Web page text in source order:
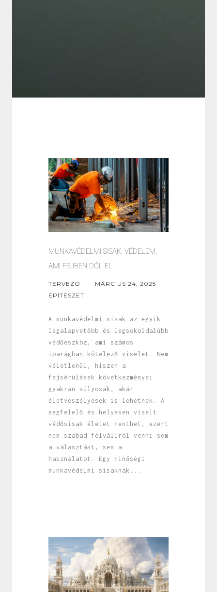
MUNKAVÉDELMI SISAK: VÉDELEM,
AMI FEJBEN DŐL EL
TERVEZO
MÁRCIUS 24, 2025
ÉPÍTÉSZET
A munkavédelmi sisak az egyik
legalapvetőbb és legsokoldalúbb
védőeszköz, ami számos
iparágban kötelező viselet. Nem
véletlenül, hiszen a
fejsérülések következményei
gyakran súlyosak, akár
életveszélyesek is lehetnek. A
megfelelő és helyesen viselt
védősisak életet menthet, ezért
nem szabad félvállról venni sem
a választást, sem a
használatot. Egy minőségi
munkavédelmi sisaknak...